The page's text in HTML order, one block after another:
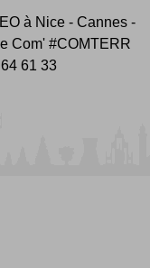
à Nice - Cannes -
Com' #COMTERR
61 33